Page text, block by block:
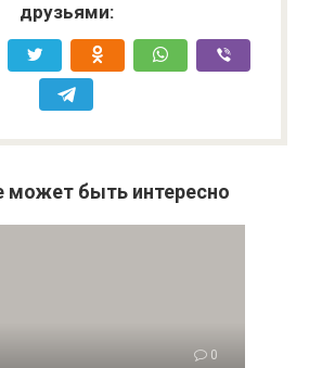
друзьями:
может быть интересно
0